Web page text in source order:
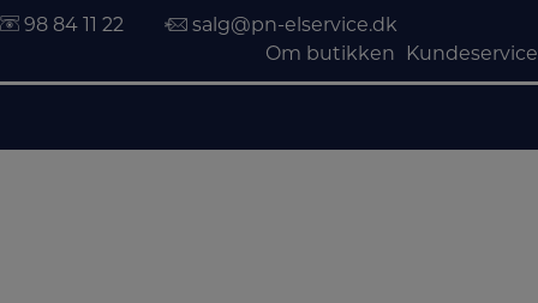
98 84 11 22
salg@pn-elservice.dk
Om butikken
Kundeservice